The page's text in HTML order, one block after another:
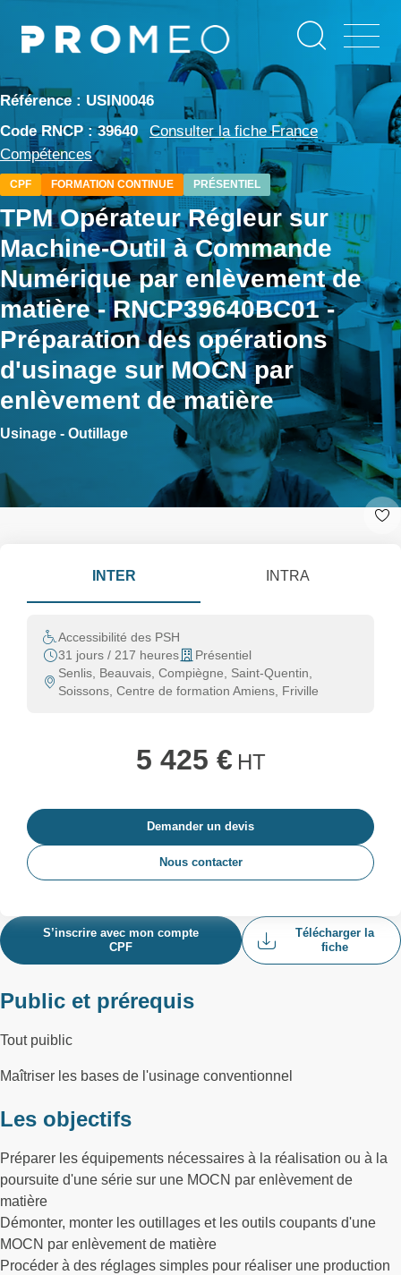
contenu
principal
Référence : USIN0046
Code RNCP : 39640 Consulter la fiche France
Compétences
CPF FORMATION CONTINUE PRÉSENTIEL
TPM Opérateur Régleur sur
Machine-Outil à Commande
Numérique par enlèvement de
matière - RNCP39640BC01 -
Préparation des opérations
d'usinage sur MOCN par
enlèvement de matière
Usinage - Outillage
S’inscrire avec mon compte
CPF
Télécharger la
fiche
Public et prérequis
Tout puiblic
Maîtriser les bases de l'usinage conventionnel
Les objectifs
Préparer les équipements nécessaires à la réalisation ou à la
poursuite d'une série sur une MOCN par enlèvement de
matière
Démonter, monter les outillages et les outils coupants d'une
MOCN par enlèvement de matière
Procéder à des réglages simples pour réaliser une production
INTER INTRA
Accessibilité des PSH
31 jours / 217 heures
Présentiel
Senlis, Beauvais, Compiègne, Saint-Quentin,
Soissons, Centre de formation Amiens, Friville
5 425 € HT
Demander un devis
Nous contacter